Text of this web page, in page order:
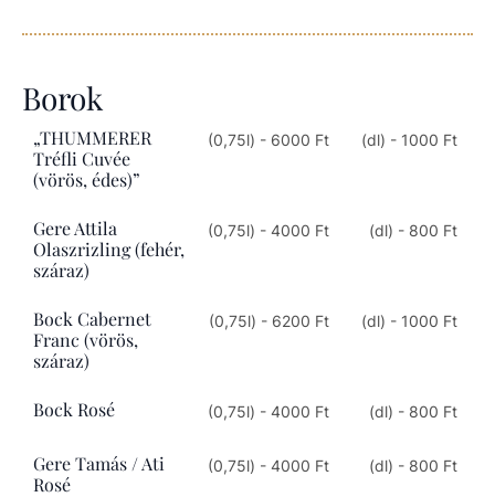
Borok
„THUMMERER
Tréfli Cuvée
(vörös, édes)”
(0,75l) - 6000 Ft (dl) - 1000 Ft
Gere Attila
Olaszrizling (fehér,
száraz)
(0,75l) - 4000 Ft (dl) - 800 Ft
Bock Cabernet
Franc (vörös,
száraz)
(0,75l) - 6200 Ft (dl) - 1000 Ft
Bock Rosé (0,75l) - 4000 Ft (dl) - 800 Ft
Gere Tamás / Ati
Rosé
(0,75l) - 4000 Ft (dl) - 800 Ft